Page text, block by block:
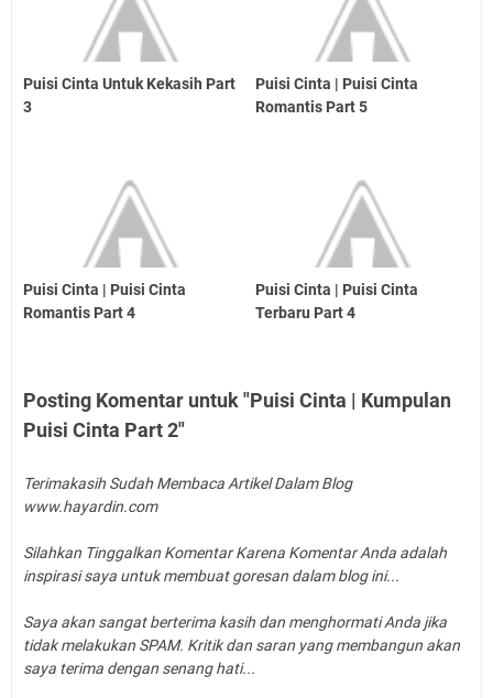
Puisi Cinta Untuk Kekasih Part
3
Puisi Cinta | Puisi Cinta
Romantis Part 5
Puisi Cinta | Puisi Cinta
Romantis Part 4
Puisi Cinta | Puisi Cinta
Terbaru Part 4
Posting Komentar untuk "Puisi Cinta | Kumpulan
Puisi Cinta Part 2"
Terimakasih Sudah Membaca Artikel Dalam Blog
www.hayardin.com
Silahkan Tinggalkan Komentar Karena Komentar Anda adalah
inspirasi saya untuk membuat goresan dalam blog ini...
Saya akan sangat berterima kasih dan menghormati Anda jika
tidak melakukan SPAM. Kritik dan saran yang membangun akan
saya terima dengan senang hati...